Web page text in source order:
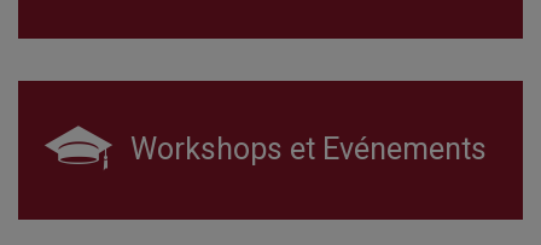
Workshops et Evénements